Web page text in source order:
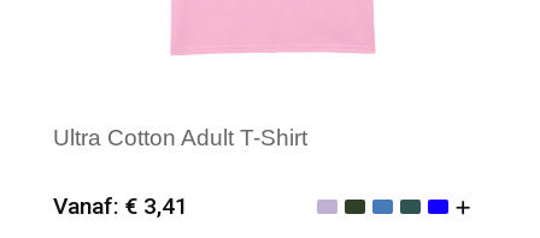
Ultra Cotton Adult T-Shirt
Vanaf: € 3,41